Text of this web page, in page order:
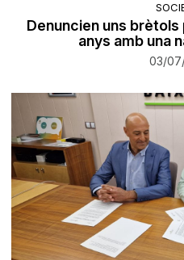
Denuncien uns brètols
anys amb una
03/